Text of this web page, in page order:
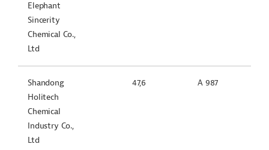
Elephant
Sincerity
Chemical Co.,
Ltd
Shandong
Holitech
Chemical
Industry Co.,
Ltd
47,6 A 987